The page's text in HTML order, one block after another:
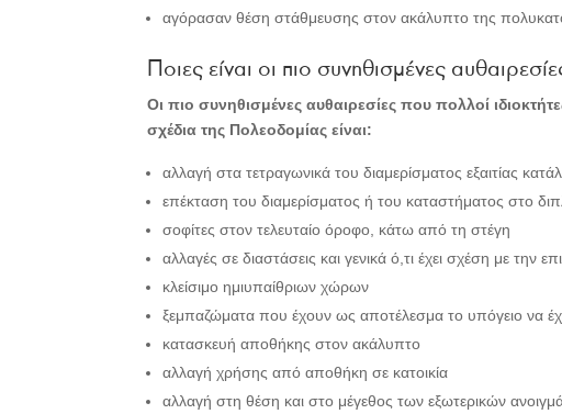
αγόρασαν θέση στάθμευσης στον ακάλυπτο της
Ποιες είναι οι πιο συνηθισμένες
Οι πιο συνηθισμένες αυθαιρεσίες που πολλοί
σχέδια της Πολεοδομίας είναι:
αλλαγή στα τετραγωνικά του διαμερίσματος εξαιτίας
επέκταση του διαμερίσματος ή του καταστήματος στο
σοφίτες στον τελευταίο όροφο, κάτω από τη στέγη
αλλαγές σε διαστάσεις και γενικά ό,τι έχει σχέση με την
κλείσιμο ημιυπαίθριων χώρων
ξεμπαζώματα που έχουν ως αποτέλεσμα το υπόγειο να
κατασκευή αποθήκης στον ακάλυπτο
αλλαγή χρήσης από αποθήκη σε κατοικία
αλλαγή στη θέση και στο μέγεθος των εξωτερικών